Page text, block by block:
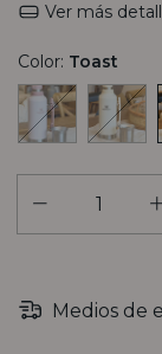
Ver más
Color: Toast
Medios de